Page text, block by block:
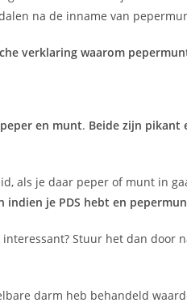
na de inname van
verklaring waarom
en munt. Beide zijn pikant
als je daar peper of munt in
indien je PDS hebt en
Stuur het dan door
darm heb behandeld